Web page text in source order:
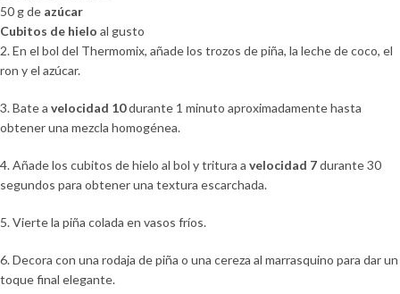
50 g de azúcar
Cubitos de hielo al gusto
2. En el bol del Thermomix, añade los trozos de piña, la leche de coco, el
ron y el azúcar.
3. Bate a velocidad 10durante 1 minuto aproximadamente hasta
obtener una mezcla homogénea.
4. Añade los cubitos de hielo al bol y tritura a velocidad 7durante 30
segundos para obtener una textura escarchada.
5. Vierte la piña colada en vasos fríos.
6. Decora con una rodaja de piña o una cereza al marrasquino para dar un
toque final elegante.